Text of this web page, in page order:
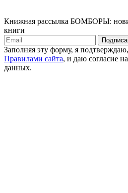
Книжная рассылка БОМБОРЫ:
книги
Заполняя эту форму, я
Правилами сайта, и даю согласие
данных.